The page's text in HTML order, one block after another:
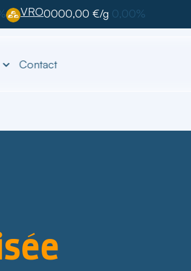
VRO0000,00 €/g 0,00%
Contact